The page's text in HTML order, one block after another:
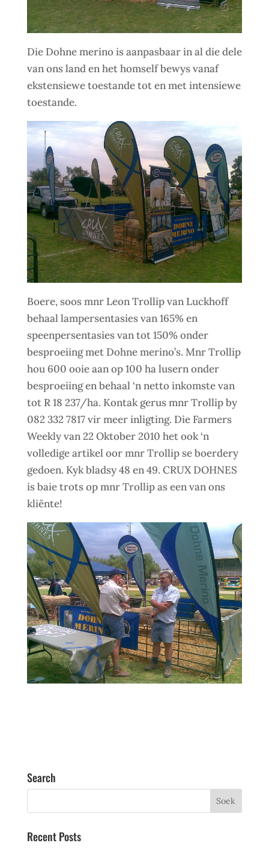
Die Dohne merino is aanpasbaar in al die dele
van ons land en het homself bewys vanaf
ekstensiewe toestande tot en met intensiewe
toestande.
Boere, soos mnr Leon Trollip van Luckhoff
behaal lampersentasies van 165% en
speenpersentasies van tot 150% onder
besproeiing met Dohne merino’s. Mnr Trollip
hou 600 ooie aan op 100 ha lusern onder
besproeiing en behaal ‘n netto inkomste van
tot R 18 237/ha. Kontak gerus mnr Trollip by
082 332 7817 vir meer inligting. Die Farmers
Weekly van 22 Oktober 2010 het ook ‘n
volledige artikel oor mnr Trollip se boerdery
gedoen. Kyk bladsy 48 en 49. CRUX DOHNES
is baie trots op mnr Trollip as een van ons
kliënte!
Search
Recent Posts